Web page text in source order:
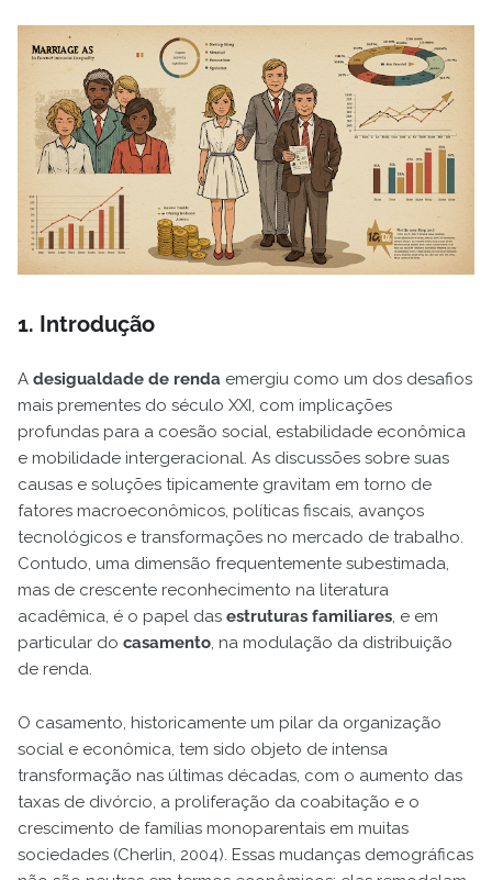
1. Introdução
A desigualdade de renda emergiu como um dos desafios
mais prementes do século XXI, com implicações
profundas para a coesão social, estabilidade econômica
e mobilidade intergeracional. As discussões sobre suas
causas e soluções tipicamente gravitam em torno de
fatores macroeconômicos, políticas fiscais, avanços
tecnológicos e transformações no mercado de trabalho.
Contudo, uma dimensão frequentemente subestimada,
mas de crescente reconhecimento na literatura
acadêmica, é o papel das estruturas familiares, e em
particular do casamento, na modulação da distribuição
de renda.
O casamento, historicamente um pilar da organização
social e econômica, tem sido objeto de intensa
transformação nas últimas décadas, com o aumento das
taxas de divórcio, a proliferação da coabitação e o
crescimento de famílias monoparentais em muitas
sociedades (Cherlin, 2004). Essas mudanças demográficas